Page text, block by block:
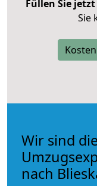
Füllen Sie
Sie
Wir sind
nach